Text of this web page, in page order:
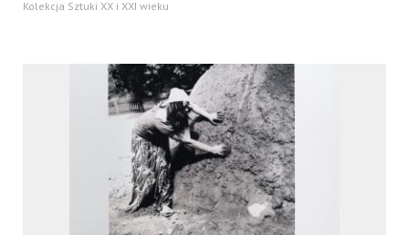
Kolekcja Sztuki XX i XXI wieku